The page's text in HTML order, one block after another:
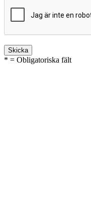
* = Obligatoriska fält